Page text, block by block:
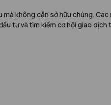
không cần sở hữu chúng.
tư và tìm kiếm cơ hội giao dịch